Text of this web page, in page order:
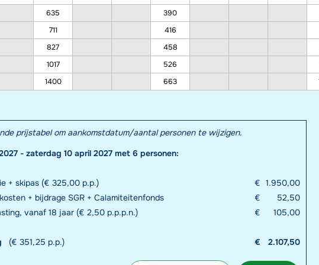
635
390
711
416
827
458
1017
526
1400
663
prijstabel om aankomstdatum/aantal personen te wijzigen.
- zaterdag 10 april 2027 met 6 personen:
+ skipas (€ 325,00 p.p.) € 1.950,00
+ bijdrage SGR + Calamiteitenfonds €
52,50
vanaf 18 jaar (€ 2,50 p.p.p.n.) € 105,00
(€ 351,25 p.p.) € 2.107,50